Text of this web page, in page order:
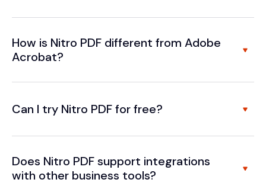
How is Nitro PDF different from Adobe
Acrobat?
Can I try Nitro PDF for free?
Does Nitro PDF support integrations
with other business tools?